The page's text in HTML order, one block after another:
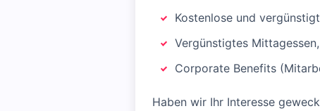
Kostenlose und
Vergünstigtes
Corporate Benefits
Haben wir Ihr Interesse